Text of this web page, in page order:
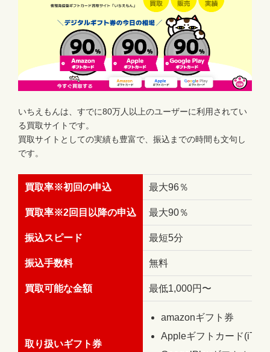
いちえもんは、すでに80万人以上のユーザーに利用されてい
る買取サイトです。
買取サイトとしての実績も豊富で、振込までの時間も文句し
です。
買取率※初回の申込 最大96％
買取率※2回目以降の申込 最大90％
振込スピード 最短5分
振込手数料 無料
買取可能な金額 最低1,000円〜
取り扱いギフト券
amazonギフト券
Appleギフトカード